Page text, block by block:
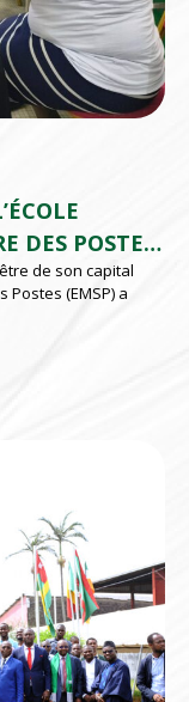
DES POSTES
de son capital
(EMSP) a